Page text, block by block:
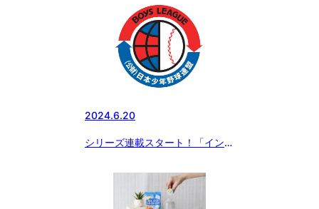
県支部）〜シリーズ 選手権大会
出場チーム紹介～
2024.6.20
シリーズ連載スタート！「インサ
愛知名港ボーイズ(愛知県中央支